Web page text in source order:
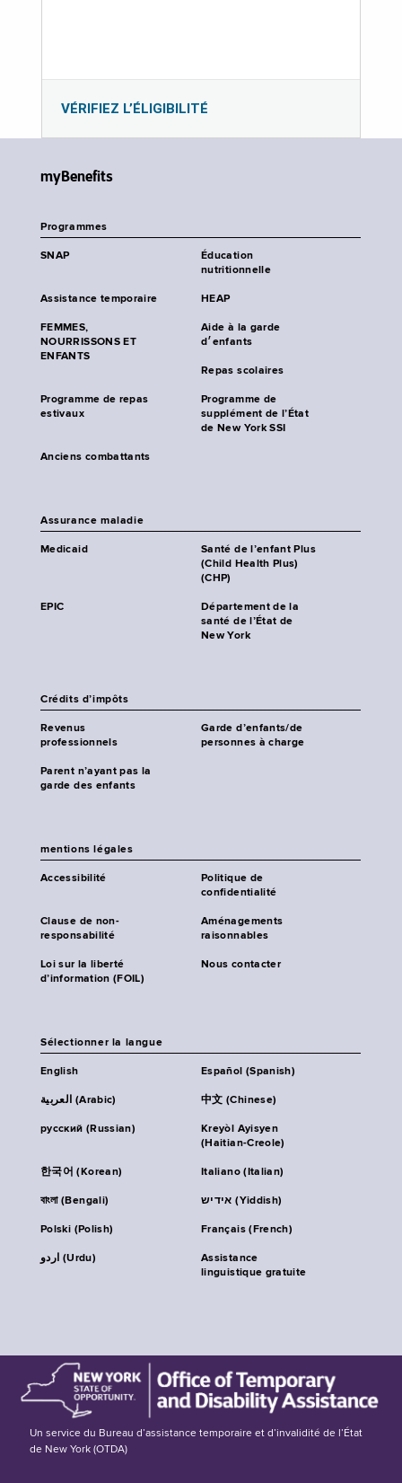
VÉRIFIEZ L’ÉLIGIBILITÉ
myBenefits
Programmes
SNAP
Éducation
nutritionnelle
Assistance temporaire HEAP
FEMMES,
NOURRISSONS ET
ENFANTS
Aide à la garde
d׳enfants
Repas scolaires
Programme de repas
estivaux
Programme de
supplément de l’État
de New York SSI
Anciens combattants
Assurance maladie
Medicaid
Santé de l’enfant Plus
(Child Health Plus)
(CHP)
EPIC
Département de la
santé de l’État de
New York
Crédits d’impôts
Revenus
professionnels
Garde d’enfants/de
personnes à charge
Parent n’ayant pas la
garde des enfants
mentions légales
Accessibilité
Politique de
confidentialité
Clause de non-
responsabilité
Aménagements
raisonnables
Loi sur la liberté
d’information (FOIL)
Nous contacter
Sélectionner la langue
English Español (Spanish)
العربية (Arabic) 中文 (Chinese)
русский (Russian)
Kreyòl Ayisyen
(Haitian-Creole)
한국어 (Korean) Italiano (Italian)
বাংলা (Bengali) אידיש (Yiddish)
Polski (Polish) Français (French)
اردو (Urdu)
Assistance
linguistique gratuite
Un service du Bureau d’assistance temporaire et d’invalidité de l’État
de New York (OTDA)